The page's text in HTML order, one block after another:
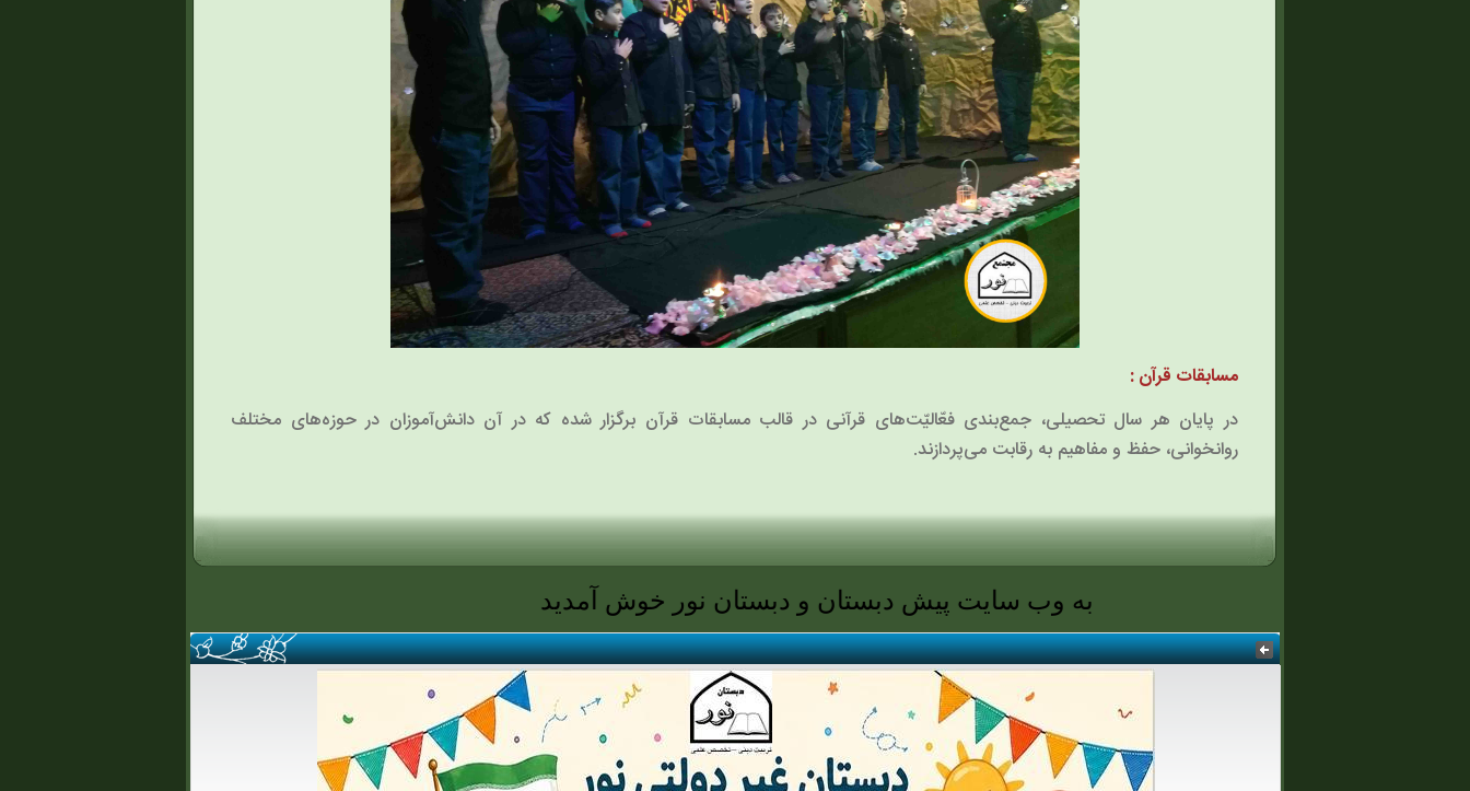
مسابقات قرآن :
در پایان هر سال تحصیلی، جمع‌بندی فعّالیّت‌های قرآنی در قالب مسابقات قرآن برگزار شده که در آن دانش‌آموزان در حوزه‌های مختلف
روانخوانی، حفظ و مفاهیم به رقابت می‌پردازند.
به وب سایت پیش دبستان و دبستان نور خوش آمدید